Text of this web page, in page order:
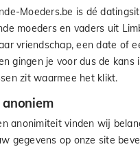
Moeders.be is dé
moeders en vaders uit
vriendschap, een date of
gingen je voor dus de kans
zit waarmee het klikt.
anonimiteit vinden wij
gegevens op onze site